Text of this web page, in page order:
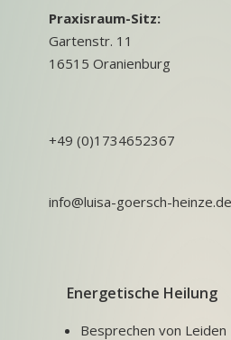
Praxisraum-Sitz:
Gartenstr. 11
16515 Oranienburg
+49 (0)1734652367
info@luisa-goersch-heinze.de
Energetische Heilung
Besprechen von Leiden